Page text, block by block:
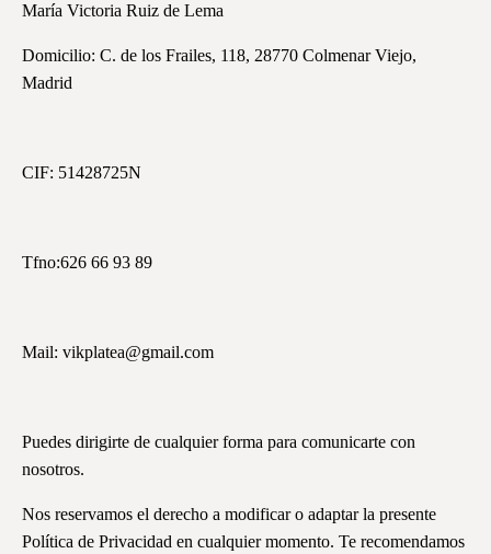
María Victoria Ruiz de Lema
Domicilio: C. de los Frailes, 118, 28770 Colmenar Viejo,
Madrid
CIF: 51428725N
Tfno:626 66 93 89
Mail: vikplatea@gmail.com
Puedes dirigirte de cualquier forma para comunicarte con
nosotros.
Nos reservamos el derecho a modificar o adaptar la presente
Política de Privacidad en cualquier momento. Te recomendamos